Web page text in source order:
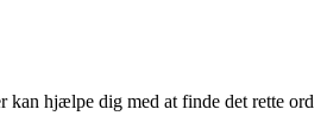
kan hjælpe dig med at finde det rette ord